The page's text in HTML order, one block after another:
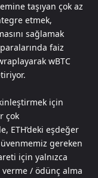
taşıyan çok az
etmek,
sağlamak
faiz
wBTC
için
çok
ETH’deki eşdeğer
gereken
için yalnızca
/ ödünç alma